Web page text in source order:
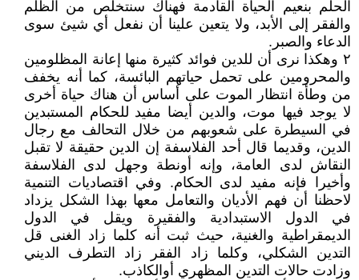
الحلم بنعيم الحياة القادمة فهناك سنتخلص من الظلم
والفقر إلى الأبد، ولا يتعين علينا أن نفعل أي شيئ سوى
الدعاء والصبر.
٢ وهكذا نرى أن للدين فوائد كثيرة منها إعانة المظلومين
والمحرومين على تحمل حياتهم البائسة، كما أنه يخفف
من وطأة انتظار الموت على أساس أن هناك حياة أخرى
لا يوجد فيها موت، والدين أيضا مفيد للحكام المستبدين
في السيطرة على شعوبهم من خلال التحالف مع رجال
الدين، وقديما قال أحد الفلاسفة إن الدين حقيقة لا تقبل
النقاش لدى العامة، وإنه أونطة وجهل لدى الفلاسفة
وأخيرا فإنه مفيد لدى الحكام. وفي اقتصاديات التنمية
لاحظنا أن فهم الأديان والتعامل معها بهذا الشكل يزداد
في الدول الاستبدادية والفقيرة ويقل في الدول
الديمقراطية والغنية، حيث ثبت أنه كلما زاد الغنى قل
التدين الشكلي، وكلما زاد الفقر زاد التطرف الديني
وزادت حالات التدين المظهري أوالكاذب.